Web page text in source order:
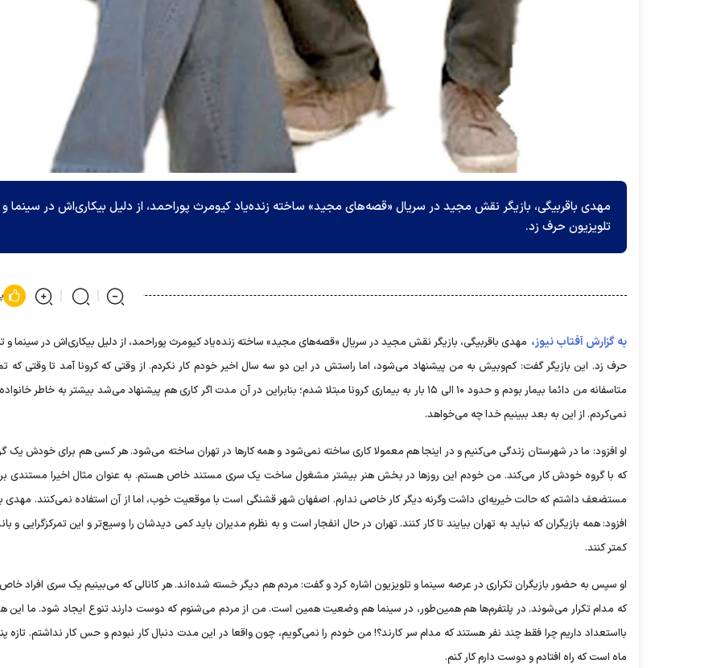
مهدی باقربیگی، بازیگر نقش مجید در سریال «قصه‌های مجید» ساخته زنده‌یاد کیومرث پور‌احمد، از دلیل بیکاری‌اش در سینما و
تلویزیون حرف زد.
به گزارش آفتاب نیوز، مهدی باقربیگی، بازیگر نقش مجید در سریال «قصه‌های مجید» ساخته زنده‌یاد کیومرث پور‌احمد، از دلیل بیکاری‌اش در سینما و
حرف زد. این بازیگر گفت: کم‌و‌بیش به من پیشنهاد می‌شود، اما راستش در این دو سه سال اخیر خودم کار نکردم. از وقتی که کرونا آمد تا وقتی که
متاسفانه من دائما بیمار بودم و حدود ۱۰ الی ۱۵ بار به بیماری کرونا مبتلا شدم؛ بنابراین در آن مدت اگر کاری هم پیشنهاد می‌شد بیشتر به خاطر
نمی‌کردم. از این به بعد ببینیم خدا چه می‌خواهد.
او افزود: ما در شهرستان زندگی می‌کنیم و در اینجا هم معمولا کاری ساخته نمی‌شود و همه کار‌ها در تهران ساخته می‌شود. هر کسی هم برای خودش یک
که با گروه خودش کار می‌کند. من خودم این روز‌ها در بخش هنر بیشتر مشغول ساخت یک سری مستند خاص هستم. به عنوان مثال اخیرا مستندی
مستضعف داشتم که حالت خیریه‌ای داشت وگرنه دیگر کار خاصی ندارم. اصفهان شهر قشنگی است با موقعیت خوب، اما از آن استفاده نمی‌کنند. مهدی
افزود: همه بازیگران که نباید به تهران بیایند تا کار کنند. تهران در حال انفجار است و به نظرم مدیران باید کمی دیدشان را وسیع‌تر و این تمرکزگرایی و
کمتر کنند.
او سپس به حضور بازیگران تکراری در عرصه سینما و تلویزیون اشاره کرد و گفت: مردم هم دیگر خسته شده‌اند. هر کانالی که می‌بینیم یک سری افراد
که مدام تکرار می‌شوند. در پلتفرم‌ها هم همین‌طور، در سینما هم وضعیت همین است. من از مردم می‌شنوم که دوست دارند تنوع ایجاد شود. ما این
بااستعداد داریم چرا فقط چند نفر هستند که مدام سر کارند؟! من خودم را نمی‌گویم، چون واقعا در این مدت دنبال کار نبودم و حس کار نداشتم.
ماه است که راه افتادم و دوست دارم کار کنم.